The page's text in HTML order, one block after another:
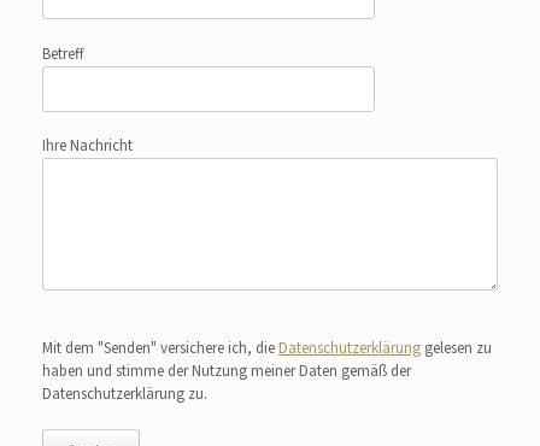
Betreff
Ihre Nachricht
Mit dem "Senden" versichere ich, die Datenschutzerklärung gelesen zu
haben und stimme der Nutzung meiner Daten gemäß der
Datenschutzerklärung zu.